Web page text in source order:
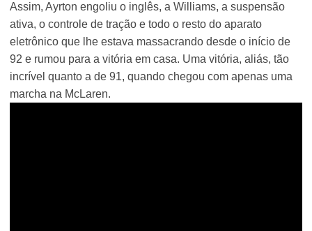
Assim, Ayrton engoliu o inglês, a Williams, a suspensão
ativa, o controle de tração e todo o resto do aparato
eletrônico que lhe estava massacrando desde o início de
92 e rumou para a vitória em casa. Uma vitória, aliás, tão
incrível quanto a de 91, quando chegou com apenas uma
marcha na McLaren.